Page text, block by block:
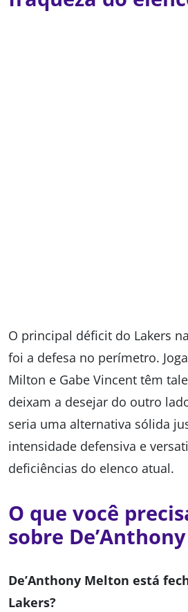
O principal déficit do Lakers
foi a defesa no perímetro.
Milton e Gabe Vincent têm
deixam a desejar do outro
seria uma alternativa sólida
intensidade defensiva e
deficiências do elenco atual.
O que você
sobre
De’Anthony Melton está
Lakers?